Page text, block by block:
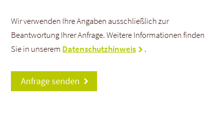
Wir verwenden Ihre Angaben ausschließlich zur
Beantwortung Ihrer Anfrage. Weitere Informationen finden
Sie in unserem Datenschutzhinweis .